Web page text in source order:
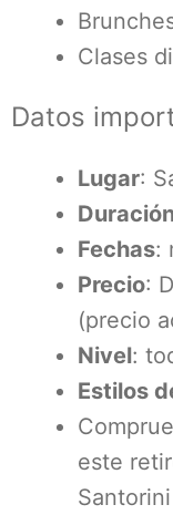
Clases
Datos
Lugar:
Fechas:
Precio:
(precio
Nivel:
Estilos
este